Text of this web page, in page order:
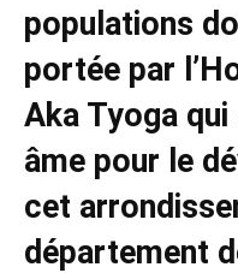
populations
portée par
Aka Tyoga
âme pour le
cet
département